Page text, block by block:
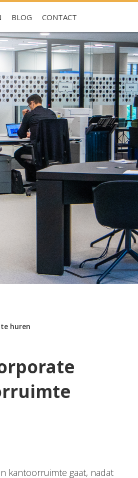
BLOG CONTACT
Je hebt nog geen favorieten
huren
kantoorruimte gaat, nadat